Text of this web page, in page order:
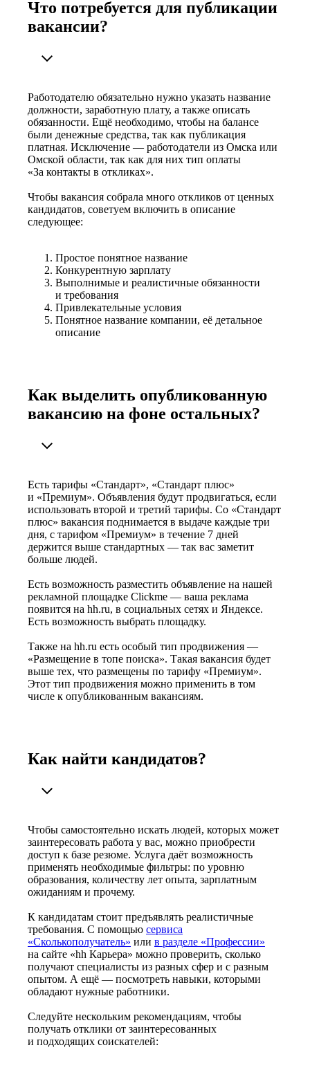
Что потребуется для публикации
вакансии?
Работодателю обязательно нужно указать название
должности, заработную плату, а также описать
обязанности. Ещё необходимо, чтобы на балансе
были денежные средства, так как публикация
платная. Исключение — работодатели из Омска или
Омской области, так как для них тип оплаты
«За контакты в откликах».
Чтобы вакансия собрала много откликов от ценных
кандидатов, советуем включить в описание
следующее:
Простое понятное название
Конкурентную зарплату
Выполнимые и реалистичные обязанности
и требования
Привлекательные условия
Понятное название компании, её детальное
описание
Как выделить опубликованную
вакансию на фоне остальных?
Есть тарифы «Стандарт», «Стандарт плюс»
и «Премиум». Объявления будут продвигаться, если
использовать второй и третий тарифы. Со «Стандарт
плюс» вакансия поднимается в выдаче каждые три
дня, с тарифом «Премиум» в течение 7 дней
держится выше стандартных — так вас заметит
больше людей.
Есть возможность разместить объявление на нашей
рекламной площадке Clickme — ваша реклама
появится на hh.ru, в социальных сетях и Яндексе.
Есть возможность выбрать площадку.
Также на hh.ru есть особый тип продвижения —
«Размещение в топе поиска». Такая вакансия будет
выше тех, что размещены по тарифу «Премиум».
Этот тип продвижения можно применить в том
числе к опубликованным вакансиям.
Как найти кандидатов?
Чтобы самостоятельно искать людей, которых может
заинтересовать работа у вас, можно приобрести
доступ к базе резюме. Услуга даёт возможность
применять необходимые фильтры: по уровню
образования, количеству лет опыта, зарплатным
ожиданиям и прочему.
К кандидатам стоит предъявлять реалистичные
требования. С помощью сервиса
«Сколькополучатель» или в разделе «Профессии»
на сайте «hh Карьера» можно проверить, сколько
получают специалисты из разных сфер и с разным
опытом. А ещё — посмотреть навыки, которыми
обладают нужные работники.
Следуйте нескольким рекомендациям, чтобы
получать отклики от заинтересованных
и подходящих соискателей: